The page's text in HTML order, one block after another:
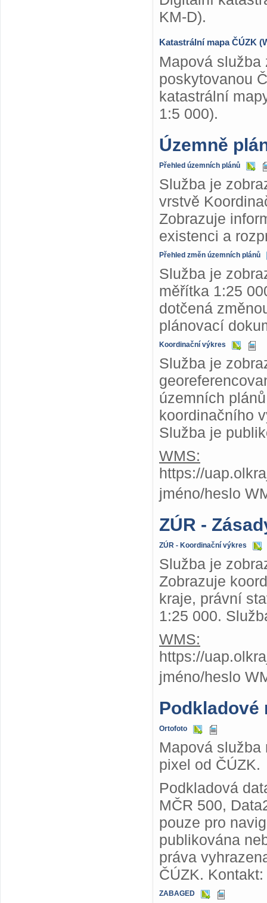
KM-D).
Katastrální mapa ČÚZK
Mapová
poskytovanou
katastrální
1:5 000).
Územně
Přehled územních plánů
Služba je
vrstvě
Zobrazuje
existenci a
Přehled změn územních plánů
Služba je
měřítka 1:25
dotčená
plánovací
Koordinační výkres
Služba je
územních
koordinačního
Služba je
WMS:
https://
jméno/heslo
ZÚR -
ZÚR - Koordinační výkres
Služba je
Zobrazuje
kraje, právní
1:25 000.
WMS:
https://
jméno/heslo
Podkladové
Ortofoto
Mapová
pixel od ČÚZK.
Podkladová
MČR 500,
pouze pro
publikována
práva
ČÚZK.
ZABAGED